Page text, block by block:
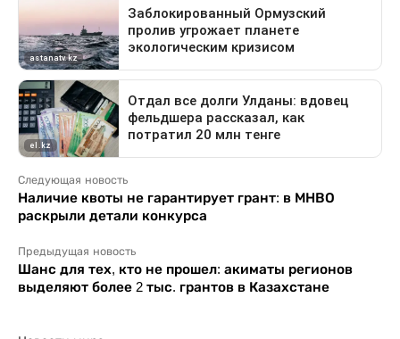
Следующая новость
Наличие квоты не гарантирует грант: в МНВО
раскрыли детали конкурса
Предыдущая новость
Шанс для тех, кто не прошел: акиматы регионов
выделяют более 2 тыс. грантов в Казахстане